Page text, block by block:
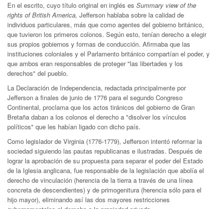
En el escrito, cuyo título original en inglés es Summary view of the
rights of British America, Jefferson hablaba sobre la calidad de
individuos particulares, más que como agentes del gobierno británico,
que tuvieron los primeros colonos. Según esto, tenían derecho a elegir
sus propios gobiernos y formas de conducción. Afirmaba que las
instituciones coloniales y el Parlamento británico compartían el poder, y
que ambos eran responsables de proteger "las libertades y los
derechos" del pueblo.
La Declaración de Independencia, redactada principalmente por
Jefferson a finales de junio de 1776 para el segundo Congreso
Continental, proclama que los actos tiránicos del gobierno de Gran
Bretaña daban a los colonos el derecho a "disolver los vínculos
políticos" que les habían ligado con dicho país.
Como legislador de Virginia (1776-1779), Jefferson intentó reformar la
sociedad siguiendo las pautas republicanas e ilustradas. Después de
lograr la aprobación de su propuesta para separar el poder del Estado
de la Iglesia anglicana, fue responsable de la legislación que abolía el
derecho de vinculación (herencia de la tierra a través de una línea
concreta de descendientes) y de primogenitura (herencia sólo para el
hijo mayor), eliminando así las dos mayores restricciones